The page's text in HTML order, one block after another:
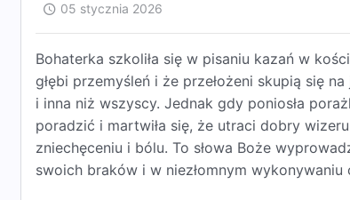
05 stycznia 2026
Bohaterka szkoliła się w pisaniu kazań w
głębi przemyśleń i że przełożeni skupią się
i inna niż wszyscy. Jednak gdy poniosła
poradzić i martwiła się, że utraci dobry
zniechęceniu i bólu. To słowa Boże
swoich braków i w niezłomnym wykonywaniu